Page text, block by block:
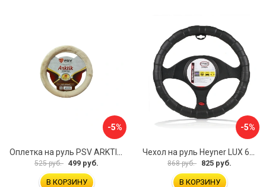
-5%
525 руб. 499 руб.
В КОРЗИНУ
-5%
868 руб. 825 руб.
В КОРЗИНУ